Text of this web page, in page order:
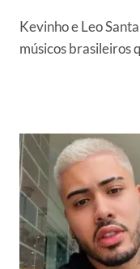
Kevinho e Leo
músicos brasileiros